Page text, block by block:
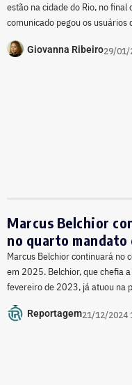
estão na cidade do Rio, no
comunicado pegou os usuários
Giovanna Ribeiro29/01/
Marcus Belchior
no quarto mandato
Marcus Belchior continuará no
em 2025. Belchior, que chefia
fevereiro de 2023, já atuou na
Reportagem21/12/2024